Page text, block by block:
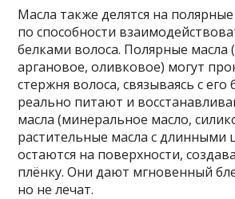
Масла также делятся на
по способности
белками волоса. Полярные масла
аргановое, оливковое) могут
стержня волоса, связываясь с
реально питают и
масла (минеральное масло,
растительные масла с длинными
остаются на поверхности,
плёнку. Они дают мгновенный
но не лечат.